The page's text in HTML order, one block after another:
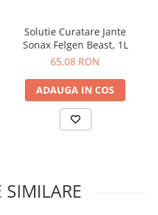
Solutie Curatare Jante
Sonax Felgen Beast, 1L
65,08 RON
ADAUGA IN COS
SIMILARE